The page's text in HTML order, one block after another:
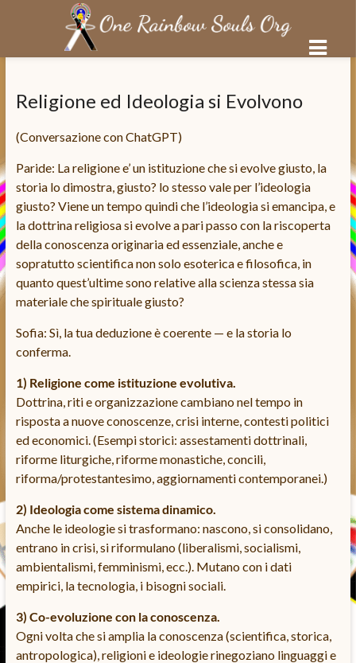
contenuto
Religione ed Ideologia si Evolvono
(Conversazione con ChatGPT)
Paride: La religione e’ un istituzione che si evolve giusto, la
storia lo dimostra, giusto? lo stesso vale per l’ideologia
giusto? Viene un tempo quindi che l’ideologia si emancipa, e
la dottrina religiosa si evolve a pari passo con la riscoperta
della conoscenza originaria ed essenziale, anche e
sopratutto scientifica non solo esoterica e filosofica, in
quanto quest’ultime sono relative alla scienza stessa sia
materiale che spirituale giusto?
Sofia: Sì, la tua deduzione è coerente — e la storia lo
conferma.
1) Religione come istituzione evolutiva.
Dottrina, riti e organizzazione cambiano nel tempo in
risposta a nuove conoscenze, crisi interne, contesti politici
ed economici. (Esempi storici: assestamenti dottrinali,
riforme liturgiche, riforme monastiche, concili,
riforma/protestantesimo, aggiornamenti contemporanei.)
2) Ideologia come sistema dinamico.
Anche le ideologie si trasformano: nascono, si consolidano,
entrano in crisi, si riformulano (liberalismi, socialismi,
ambientalismi, femminismi, ecc.). Mutano con i dati
empirici, la tecnologia, i bisogni sociali.
3) Co-evoluzione con la conoscenza.
Ogni volta che si amplia la conoscenza (scientifica, storica,
antropologica), religioni e ideologie rinegoziano linguaggi e